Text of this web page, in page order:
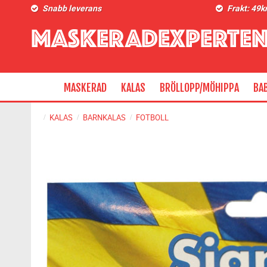
Snabb leverans Frakt: 49kr
MASKERAD KALAS BRÖLLOPP/MÖHIPPA
KALAS BARNKALAS FOTBOLL